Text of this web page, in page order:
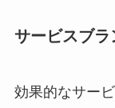
サービスブ
効果的なサー